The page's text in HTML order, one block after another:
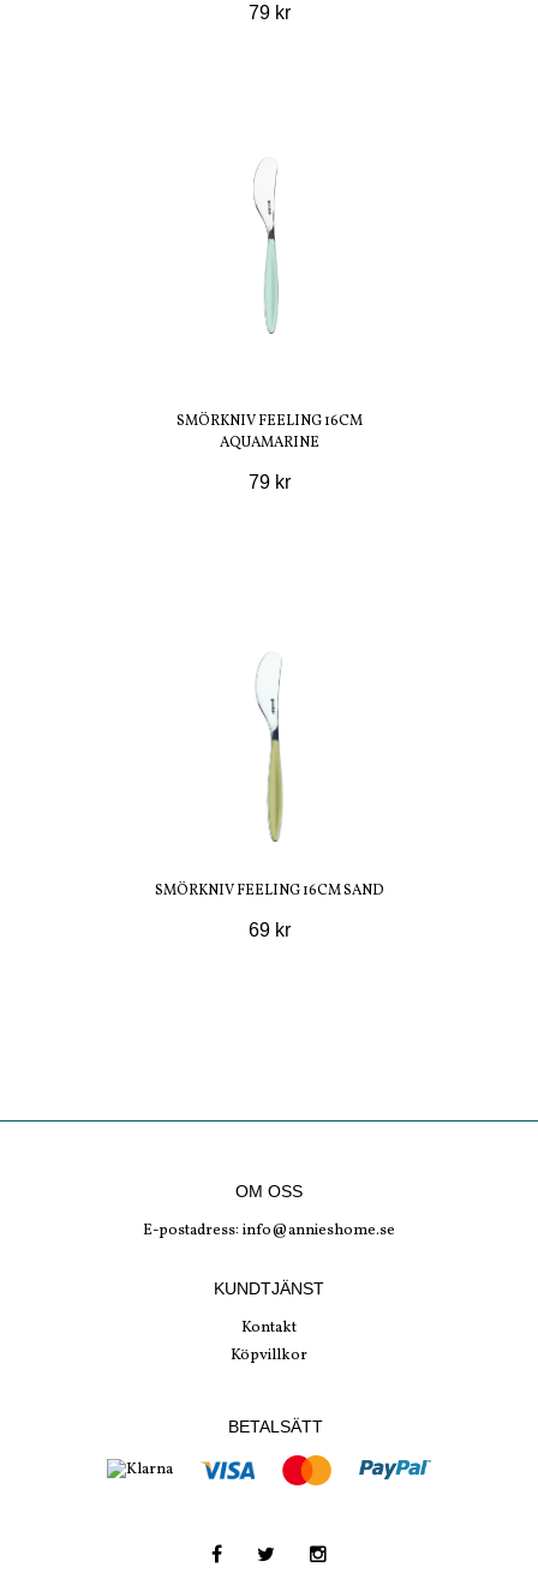
79 kr
SMÖRKNIV FEELING 16CM
AQUAMARINE
79 kr
SMÖRKNIV FEELING 16CM SAND
69 kr
OM OSS
E-postadress: info@annieshome.se
KUNDTJÄNST
Kontakt
Köpvillkor
BETALSÄTT